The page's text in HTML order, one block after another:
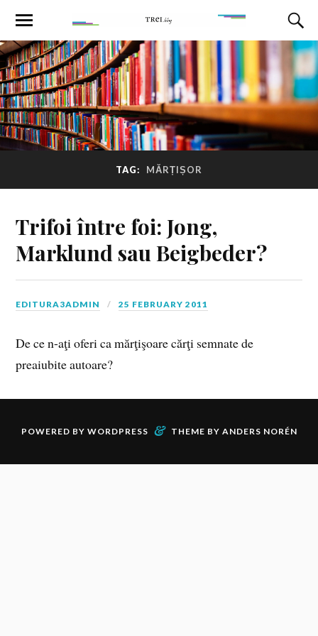
TAG: MĂRȚIȘOR
Trifoi între foi: Jong,
Marklund sau Beigbeder?
EDITURA3ADMIN 25 FEBRUARY 2011
De ce n-aţi oferi ca mărţişoare cărţi semnate de
preaiubite autoare?
POWERED BY WORDPRESS & THEME BY ANDERS NORÉN